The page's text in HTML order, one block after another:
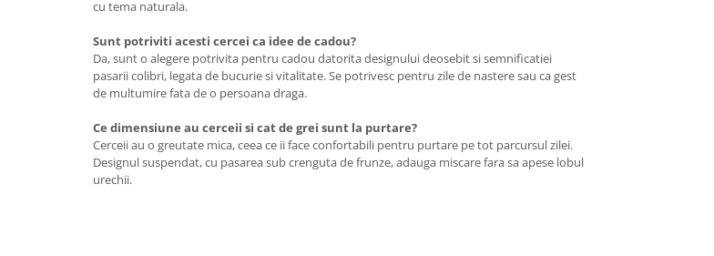
cu tema naturala.
Sunt potriviti acesti cercei ca idee de cadou?
Da, sunt o alegere potrivita pentru cadou datorita designului deosebit si semnificatiei
pasarii colibri, legata de bucurie si vitalitate. Se potrivesc pentru zile de nastere sau ca gest
de multumire fata de o persoana draga.
Ce dimensiune au cerceii si cat de grei sunt la purtare?
Cerceii au o greutate mica, ceea ce ii face confortabili pentru purtare pe tot parcursul zilei.
Designul suspendat, cu pasarea sub crenguta de frunze, adauga miscare fara sa apese lobul
urechii.